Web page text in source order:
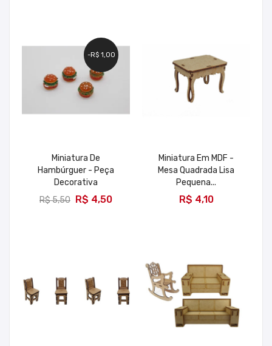
-R$ 1,00
Miniatura De
Hambúrguer - Peça
Decorativa
R$ 5,50 R$ 4,50
Miniatura Em MDF -
Mesa Quadrada Lisa
Pequena...
R$ 4,10